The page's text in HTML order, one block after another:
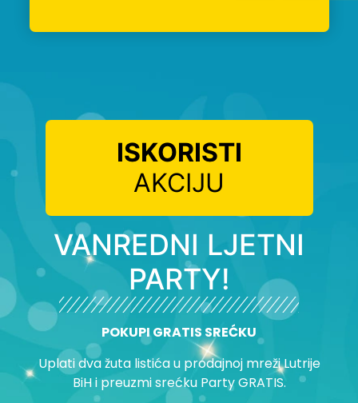
ISKORISTI
AKCIJU
VANREDNI LJETNI
PARTY!
POKUPI GRATIS SREĆKU
Uplati dva žuta listića u prodajnoj mreži Lutrije
BiH i preuzmi srećku Party GRATIS.